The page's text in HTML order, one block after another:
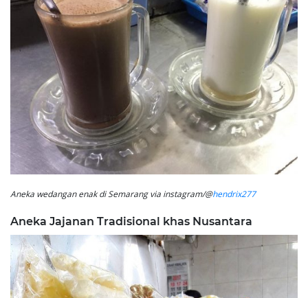
Aneka wedangan enak di Semarang via instagram/@hendrix277
Aneka Jajanan Tradisional khas Nusantara